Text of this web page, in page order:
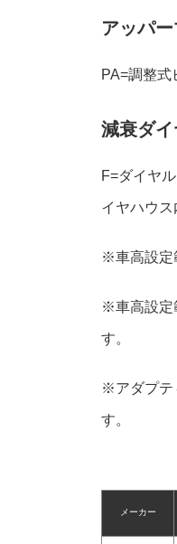
アッパ
PA=調整式
減衰ダ
F=ダイヤ
イヤハウ
※車高設定
※車高設定
す。
※アダプテ
す。
メーカー